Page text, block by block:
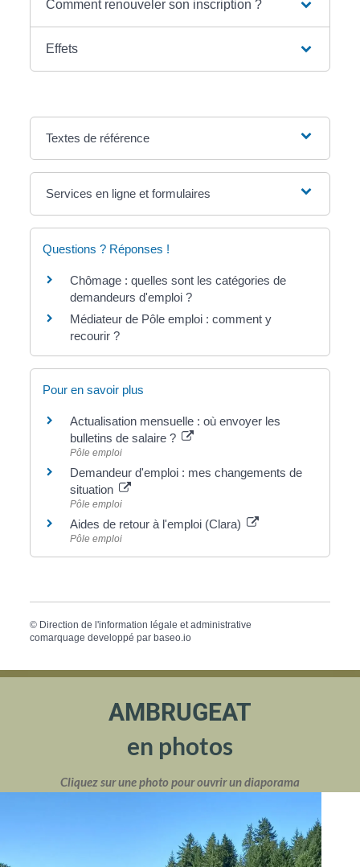
Comment renouveler son inscription ?
Effets
Textes de référence
Services en ligne et formulaires
Questions ? Réponses !
Chômage : quelles sont les catégories de
demandeurs d'emploi ?
Médiateur de Pôle emploi : comment y
recourir ?
Pour en savoir plus
Actualisation mensuelle : où envoyer les
bulletins de salaire ?
Pôle emploi
Demandeur d'emploi : mes changements de
situation
Pôle emploi
Aides de retour à l'emploi (Clara)
Pôle emploi
© Direction de l'information légale et administrative
comarquage developpé par baseo.io
AMBRUGEAT
en photos
Cliquez sur une photo pour ouvrir un diaporama